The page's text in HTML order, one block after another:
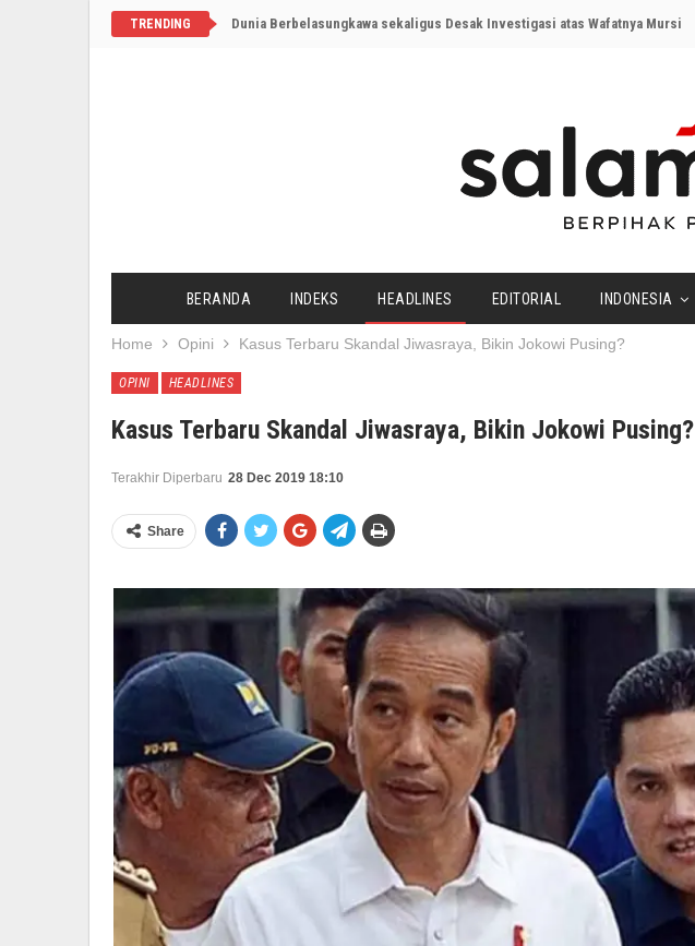
TRENDING Dunia Berbelasungkawa sekaligus Desak Investigasi atas Wafatnya Mursi
BERANDA INDEKS HEADLINES EDITORIAL INDONESIA
Home Opini Kasus Terbaru Skandal Jiwasraya, Bikin Jokowi Pusing?
OPINI HEADLINES
Kasus Terbaru Skandal Jiwasraya, Bikin Jokowi Pusing?
Terakhir Diperbaru 28 Dec 2019 18:10
Share